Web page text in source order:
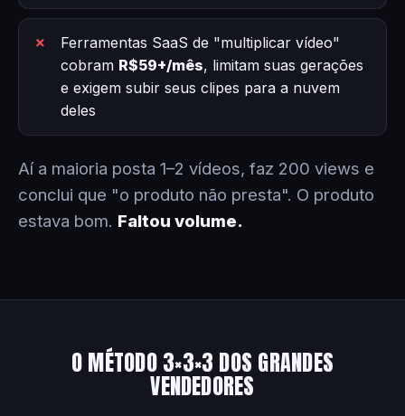
Ferramentas SaaS de "multiplicar vídeo"
cobram R$59+/mês, limitam suas gerações
e exigem subir seus clipes para a nuvem
deles
Aí a maioria posta 1–2 vídeos, faz 200 views e
conclui que "o produto não presta". O produto
estava bom. Faltou volume.
O MÉTODO 3×3×3 DOS GRANDES
VENDEDORES